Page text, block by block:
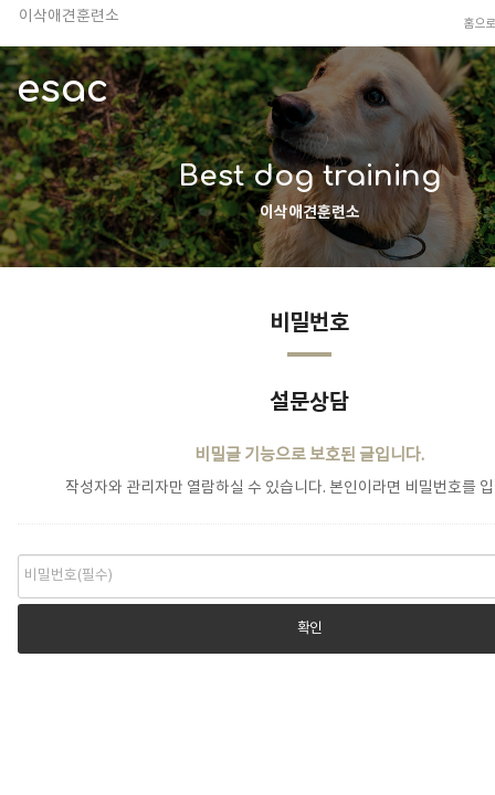
이삭애견훈련소
안전하고 행복한 펫티켓 선도!
경기도 화성시 봉담읍 위치
이찬종, 이웅종 소장 소개
홈으로
esac
Best dog training
이삭애견훈련소
비밀번호
설문상담
비밀글 기능으로 보호된 글입니다.
작성자와 관리자만 열람하실 수 있습니다. 본인이라면 비밀번호를